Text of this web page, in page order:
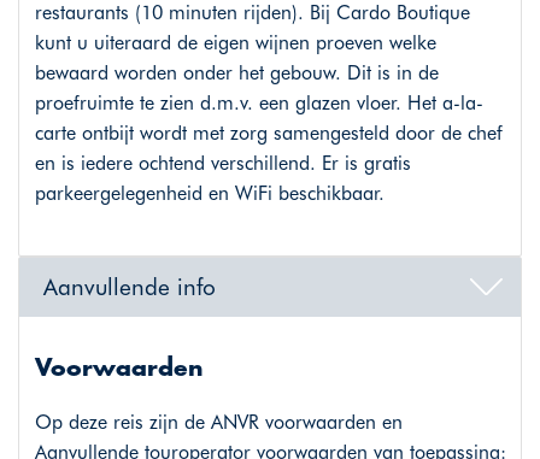
restaurants (10 minuten rijden). Bij Cardo Boutique
kunt u uiteraard de eigen wijnen proeven welke
bewaard worden onder het gebouw. Dit is in de
proefruimte te zien d.m.v. een glazen vloer. Het a-la-
carte ontbijt wordt met zorg samengesteld door de chef
en is iedere ochtend verschillend. Er is gratis
parkeergelegenheid en WiFi beschikbaar.
Aanvullende info
Voorwaarden
Op deze reis zijn de ANVR voorwaarden en
Aanvullende touroperator voorwaarden van toepassing: